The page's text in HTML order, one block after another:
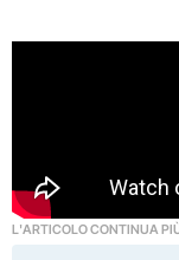
L'ARTICOLO CONTINUA